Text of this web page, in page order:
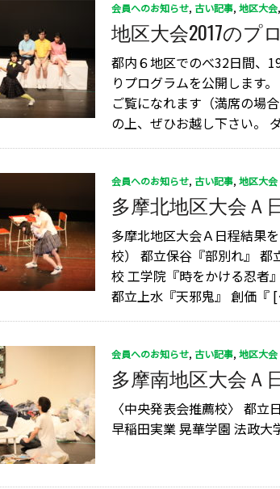
会員へのお知らせ, 古い記事, 地区大会,
地区大会2017のプ
都内６地区でのべ32日間、
りプログラムを公開します
ご覧になれます（満席の場
の上、ぜひお越し下さい。
会員へのお知らせ, 古い記事, 地区大会
多摩北地区大会Ａ
多摩北地区大会Ａ日程結果
校） 都立保谷『部別れ』
校 工学院『時をかける忍者
都立上水『天邪鬼』 創価『
会員へのお知らせ, 古い記事, 地区大会
多摩南地区大会Ａ
〈中央発表会推薦校〉 都
早稲田実業 晃華学園 法政大